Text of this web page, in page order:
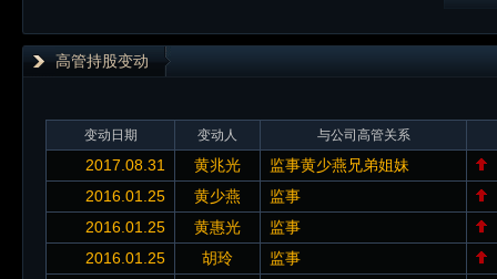
高管持股变动
变动日期 变动人 与公司高管关系
2017.08.31 黄兆光
监事黄少燕兄弟姐妹
2016.01.25
黄少燕
监事
2016.01.25
黄惠光
监事
2016.01.25
胡玲
监事